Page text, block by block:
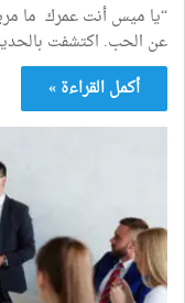
“يا ميس أنت عمرك ما
عن الحب. اكتشفت
أكمل القراءة »